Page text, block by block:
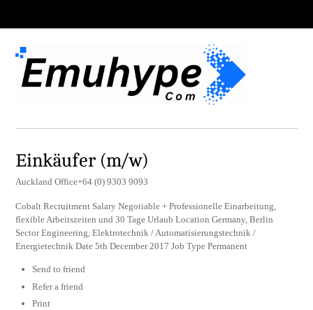
Einkäufer (m/w)
Auckland Office+64 (0) 9303 9093
Cobalt Recruitment Salary Negotiable + Professionelle Einarbeitung,
flexible Arbeitszeiten und 30 Tage Urlaub Location Germany, Berlin
Sector Engineering, Elektrotechnik / Automatisierungstechnik /
Energietechnik Date 5th December 2017 Job Type Permanent
Send to friend
Refer a friend
Print